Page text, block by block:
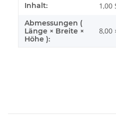
Inhalt: 1,00
Abmessungen (
Länge × Breite ×
Höhe ):
8,00